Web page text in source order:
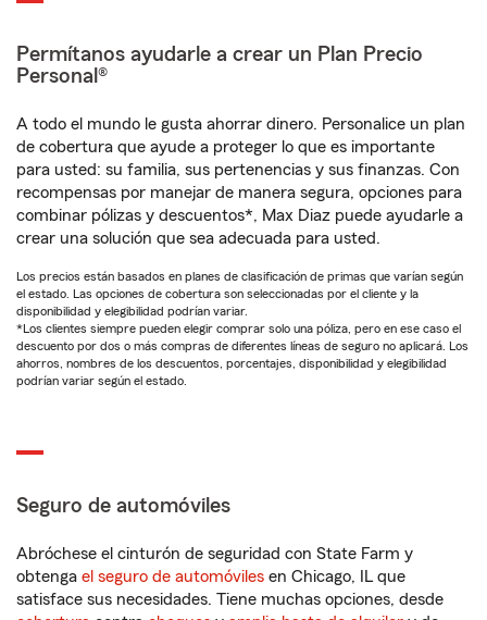
Permítanos ayudarle a crear un Plan Precio
Personal®
A todo el mundo le gusta ahorrar dinero. Personalice un plan
de cobertura que ayude a proteger lo que es importante
para usted: su familia, sus pertenencias y sus finanzas. Con
recompensas por manejar de manera segura, opciones para
combinar pólizas y descuentos*, Max Diaz puede ayudarle a
crear una solución que sea adecuada para usted.
Los precios están basados en planes de clasificación de primas que varían según
el estado. Las opciones de cobertura son seleccionadas por el cliente y la
disponibilidad y elegibilidad podrían variar.
*Los clientes siempre pueden elegir comprar solo una póliza, pero en ese caso el
descuento por dos o más compras de diferentes líneas de seguro no aplicará. Los
ahorros, nombres de los descuentos, porcentajes, disponibilidad y elegibilidad
podrían variar según el estado.
Seguro de automóviles
Abróchese el cinturón de seguridad con State Farm y
obtenga el seguro de automóviles en Chicago, IL que
satisface sus necesidades. Tiene muchas opciones, desde